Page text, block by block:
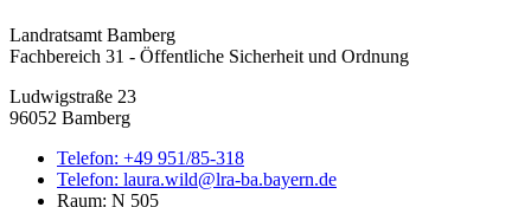
Landratsamt Bamberg
Fachbereich 31 - Öffentliche Sicherheit und Ordnung
Ludwigstraße 23
96052 Bamberg
Telefon: +49 951/85-318
Telefon: laura.wild@lra-ba.bayern.de
Raum: N 505